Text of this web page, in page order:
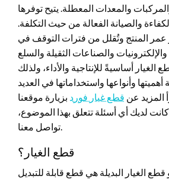
والمعدات المعطلة. يتيح توفرها
والصيانة الفعالة من حيث التكلفة.
عمر المنتج وتُقلل من فترات التوقف في
والصناعات الثقيلة والسلع
الغيار أساسيةً للإنتاجية والأداء، ولذلك
وأنواعها واستخداماتها في العديد
المزيد عن قطع غيار فورد بزيارة موقعنا
كانت لديك أي أسئلة تتعلق بهذا الموضوع،
تواصل معنا.
قطع الغيار؟
قطع الغيار البديلة هي قطع قابلة للتبديل